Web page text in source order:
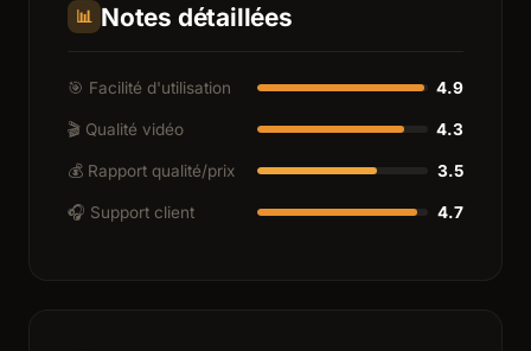
📊 Notes détaillées
🎯 Facilité d'utilisation 4.9
🎬 Qualité vidéo 4.3
💰 Rapport qualité/prix 3.5
🎧 Support client 4.7